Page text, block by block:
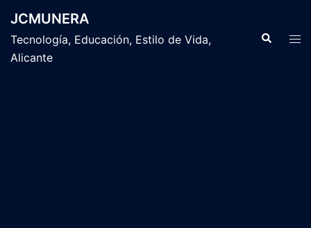
contenido
JCMUNERA
Tecnología, Educación, Estilo de Vida,
Alicante
Buscar